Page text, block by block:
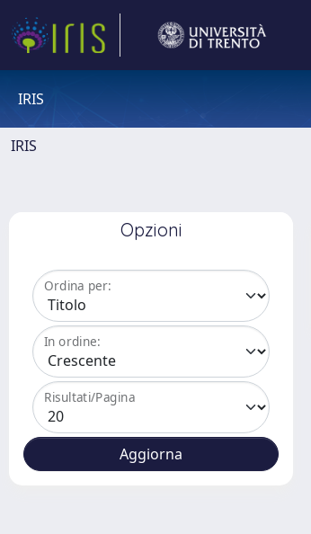
IRIS
IRIS
Opzioni
Ordina per:
In ordine:
Risultati/Pagina